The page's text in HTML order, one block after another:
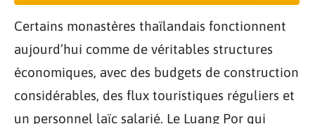
Certains monastères thaïlandais fonctionnent
aujourd’hui comme de véritables structures
économiques, avec des budgets de construction
considérables, des flux touristiques réguliers et
un personnel laïc salarié. Le Luang Por qui